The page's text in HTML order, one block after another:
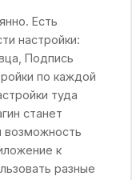
Есть
настройки:
Подпись
по каждой
туда
станет
возможность
к
разные